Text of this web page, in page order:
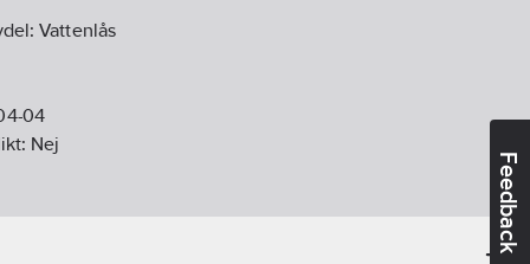
Feedback
Vattenlås
04
Nej